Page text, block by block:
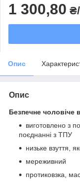
1 300,80
Опис
Опис
Безпечне чоловіче
виготовлено з
поєднанні з ТПУ
низьке взуття,
мереживний
протиковзка,